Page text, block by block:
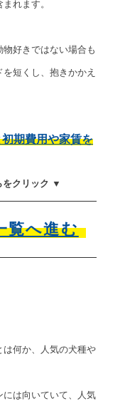
れます。
好きではない場合も
短くし、抱きかかえ
期費用や家賃を
をクリック ▼
覧へ進む
何か、人気の犬種や
は向いていて、人気